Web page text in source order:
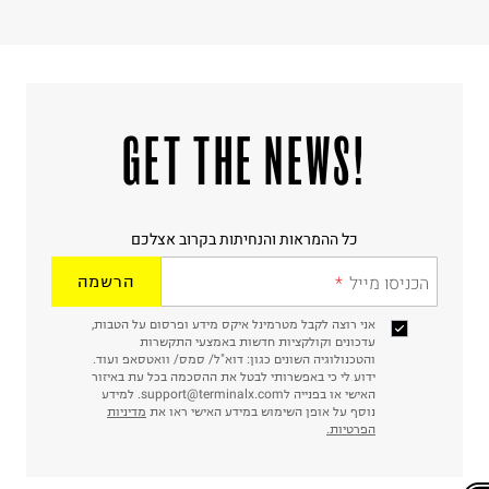
!GET THE NEWS
כל ההמראות והנחיתות בקרוב אצלכם
הכניסו מייל הרשמה
אני רוצה לקבל מטרמינל איקס מידע ופרסום על הטבות,
עדכונים וקולקציות חדשות באמצעי התקשרות
והטכנולוגיה השונים כגון: דוא"ל/ סמס/ וואטסאפ ועוד.
ידוע לי כי באפשרותי לבטל את ההסכמה בכל עת באיזור
האישי או בפנייה לsupport@terminalx.com. למידע
נוסף על אופן השימוש במידע האישי ראו את מדיניות
הפרטיות.